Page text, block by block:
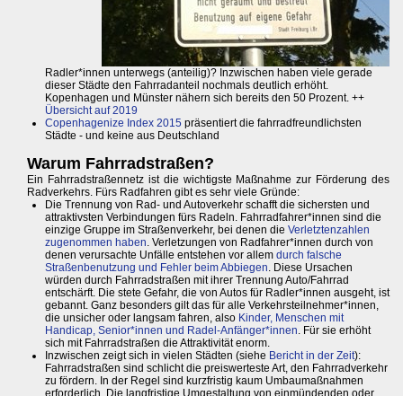
Radler*innen unterwegs (anteilig)? Inzwischen haben viele gerade
dieser Städte den Fahrradanteil nochmals deutlich erhöht.
Kopenhagen und Münster nähern sich bereits den 50 Prozent. ++
Übersicht auf 2019
Copenhagenize Index 2015 präsentiert die fahrradfreundlichsten
Städte - und keine aus Deutschland
Warum Fahrradstraßen?
Ein Fahrradstraßennetz ist die wichtigste Maßnahme zur Förderung des
Radverkehrs. Fürs Radfahren gibt es sehr viele Gründe:
Die Trennung von Rad- und Autoverkehr schafft die sichersten und
attraktivsten Verbindungen fürs Radeln. Fahrradfahrer*innen sind die
einzige Gruppe im Straßenverkehr, bei denen die Verletztenzahlen
zugenommen haben. Verletzungen von Radfahrer*innen durch von
denen verursachte Unfälle entstehen vor allem durch falsche
Straßenbenutzung und Fehler beim Abbiegen. Diese Ursachen
würden durch Fahrradstraßen mit ihrer Trennung Auto/Fahrrad
entschärft. Die stete Gefahr, die von Autos für Radler*innen ausgeht, ist
gebannt. Ganz besonders gilt das für alle Verkehrsteilnehmer*innen,
die unsicher oder langsam fahren, also Kinder, Menschen mit
Handicap, Senior*innen und Radel-Anfänger*innen. Für sie erhöht
sich mit Fahrradstraßen die Attraktivität enorm.
Inzwischen zeigt sich in vielen Städten (siehe Bericht in der Zeit):
Fahrradstraßen sind schlicht die preiswerteste Art, den Fahrradverkehr
zu fördern. In der Regel sind kurzfristig kaum Umbaumaßnahmen